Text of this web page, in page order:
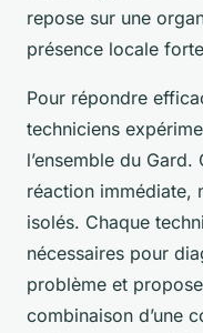
repose sur une
présence locale
Pour répondre
techniciens
l’ensemble du
réaction immédiate,
isolés. Chaque
nécessaires pour
problème et
combinaison d’une